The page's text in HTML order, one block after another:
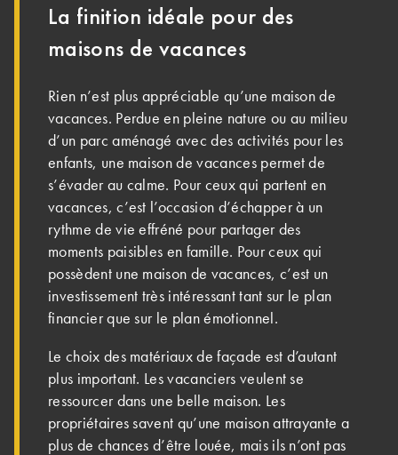
La finition idéale pour des
maisons de vacances
Rien n’est plus appréciable qu’une maison de
vacances. Perdue en pleine nature ou au milieu
d’un parc aménagé avec des activités pour les
enfants, une maison de vacances permet de
s’évader au calme. Pour ceux qui partent en
vacances, c’est l’occasion d’échapper à un
rythme de vie effréné pour partager des
moments paisibles en famille. Pour ceux qui
possèdent une maison de vacances, c’est un
investissement très intéressant tant sur le plan
financier que sur le plan émotionnel.
Le choix des matériaux de façade est d’autant
plus important. Les vacanciers veulent se
ressourcer dans une belle maison. Les
propriétaires savent qu’une maison attrayante a
plus de chances d’être louée, mais ils n’ont pas